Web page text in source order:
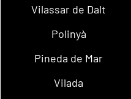
Vilassar de Dalt
Polinyà
Pineda de Mar
Vilada